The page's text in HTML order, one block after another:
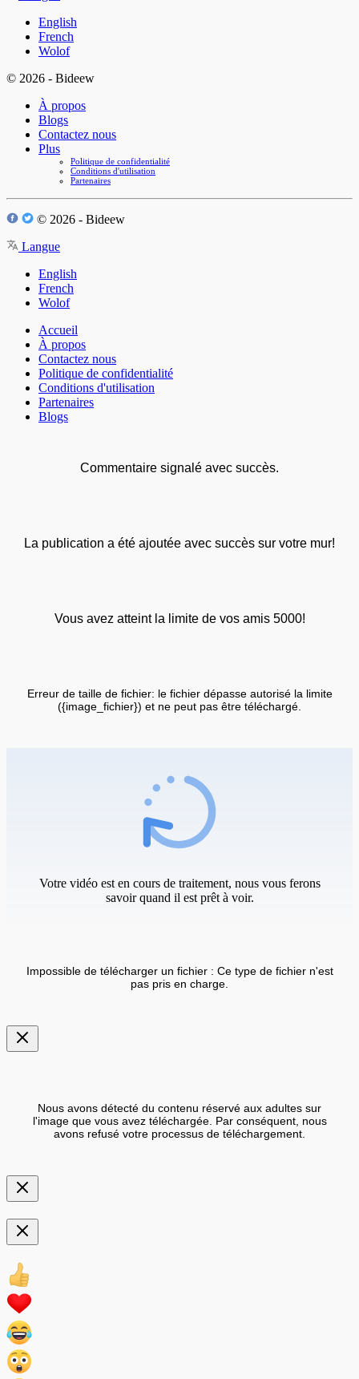
English
French
Wolof
© 2026 - Bideew
À propos
Blogs
Contactez nous
Plus
Politique de confidentialité
Conditions d'utilisation
Partenaires
© 2026 - Bideew
Langue
English
French
Wolof
Accueil
À propos
Contactez nous
Politique de confidentialité
Conditions d'utilisation
Partenaires
Blogs
Commentaire signalé avec succès.
La publication a été ajoutée avec succès sur votre mur!
Vous avez atteint la limite de vos amis 5000!
Erreur de taille de fichier: le fichier dépasse autorisé la limite
({image_fichier}) et ne peut pas être téléchargé.
Votre vidéo est en cours de traitement, nous vous ferons
savoir quand il est prêt à voir.
Impossible de télécharger un fichier : Ce type de fichier n'est
pas pris en charge.
Nous avons détecté du contenu réservé aux adultes sur
l'image que vous avez téléchargée. Par conséquent, nous
avons refusé votre processus de téléchargement.